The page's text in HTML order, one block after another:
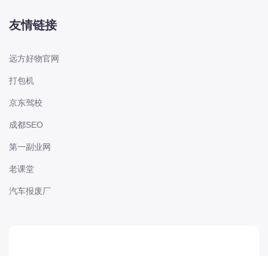
标致
比亚迪-海外版
比亚迪商用车
比速
创维
友情链接
远方好物官网
打包机
京东驾校
成都SEO
第一副业网
老课堂
汽车报废厂